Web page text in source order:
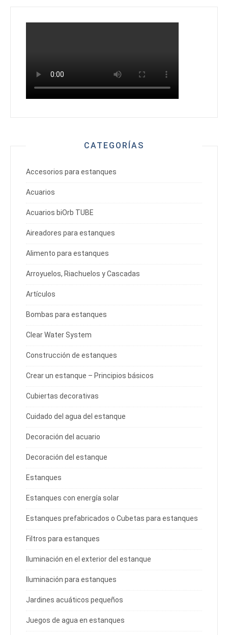
CATEGORÍAS
Accesorios para estanques
Acuarios
Acuarios biOrb TUBE
Aireadores para estanques
Alimento para estanques
Arroyuelos, Riachuelos y Cascadas
Artículos
Bombas para estanques
Clear Water System
Construcción de estanques
Crear un estanque – Principios básicos
Cubiertas decorativas
Cuidado del agua del estanque
Decoración del acuario
Decoración del estanque
Estanques
Estanques con energía solar
Estanques prefabricados o Cubetas para estanques
Filtros para estanques
Iluminación en el exterior del estanque
Iluminación para estanques
Jardines acuáticos pequeños
Juegos de agua en estanques